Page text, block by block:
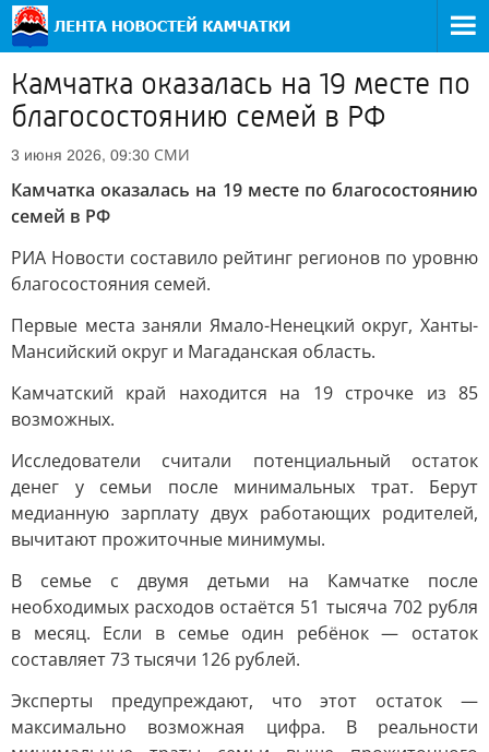
Камчатка оказалась на 19 месте по
благосостоянию семей в РФ
3 июня 2026, 09:30 СМИ
Камчатка оказалась на 19 месте по благосостоянию
семей в РФ
РИА Новости составило рейтинг регионов по уровню
благосостояния семей.
Первые места заняли Ямало-Ненецкий округ, Ханты-
Мансийский округ и Магаданская область.
Камчатский край находится на 19 строчке из 85
возможных.
Исследователи считали потенциальный остаток
денег у семьи после минимальных трат. Берут
медианную зарплату двух работающих родителей,
вычитают прожиточные минимумы.
В семье с двумя детьми на Камчатке после
необходимых расходов остаётся 51 тысяча 702 рубля
в месяц. Если в семье один ребёнок — остаток
составляет 73 тысячи 126 рублей.
Эксперты предупреждают, что этот остаток —
максимально возможная цифра. В реальности